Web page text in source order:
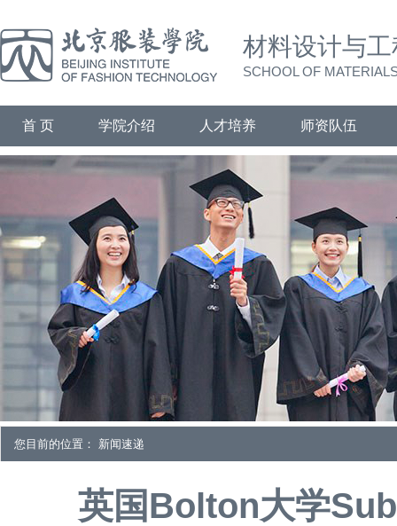
材料设计与
SCHOOL OF
首 页 学院介绍 人才培养 师资队伍
您目前的位置： 新闻速递
英国Bolton大学